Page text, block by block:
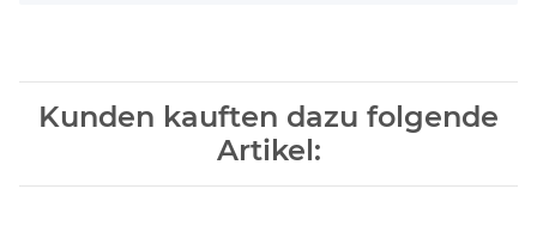
Kunden kauften dazu folgende
Artikel: